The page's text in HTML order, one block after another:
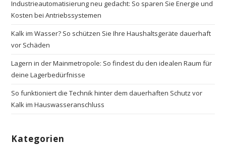
Industrieautomatisierung neu gedacht: So sparen Sie Energie und
Kosten bei Antriebssystemen
Kalk im Wasser? So schützen Sie Ihre Haushaltsgeräte dauerhaft
vor Schäden
Lagern in der Mainmetropole: So findest du den idealen Raum für
deine Lagerbedürfnisse
So funktioniert die Technik hinter dem dauerhaften Schutz vor
Kalk im Hauswasseranschluss
Kategorien